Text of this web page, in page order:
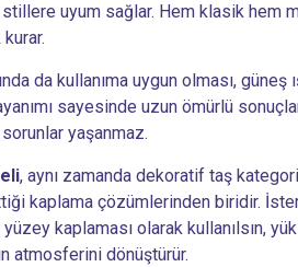
stillere uyum sağlar. Hem klasik hem
da kullanıma uygun olması, güneş
sayesinde uzun ömürlü
yaşanmaz.
, aynı zamanda dekoratif taş
kaplama çözümlerinden biridir.
kaplaması olarak kullanılsın,
atmosferini dönüştürür.